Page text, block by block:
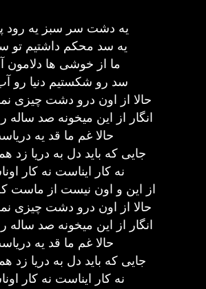
یه دشت سر سبز یه رود
یه سد محکم داشتیم تو
ما از خوشی ها دلامون
سد رو شکستیم دنیا رو
حالا از اون درو دشت چیزی
انگار از این میخونه صد ساله
حالا غم ما قد یه
جایی که باید دل به دریا زد
نه کار ایناست نه کار
از این و اون نیست از ماست
حالا از اون درو دشت چیزی
انگار از این میخونه صد ساله
حالا غم ما قد یه
جایی که باید دل به دریا زد
نه کار ایناست نه کار